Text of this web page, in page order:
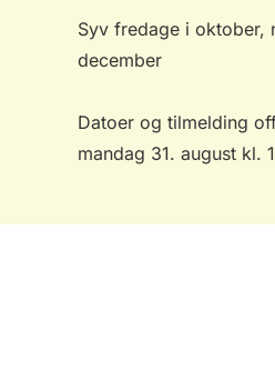
Syv fredage i oktober,
december
Datoer og tilmelding
mandag 31. august kl.